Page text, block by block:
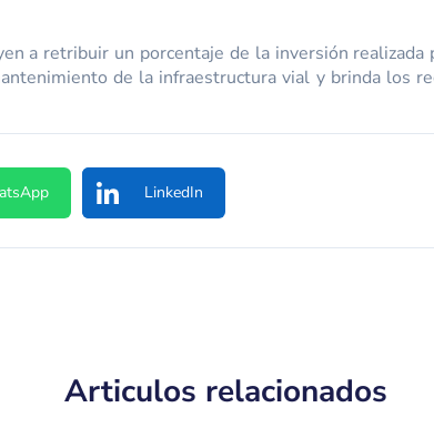
a retribuir un porcentaje de la inversión
de la infraestructura vial y brinda los
LinkedIn
Articulos relacionados